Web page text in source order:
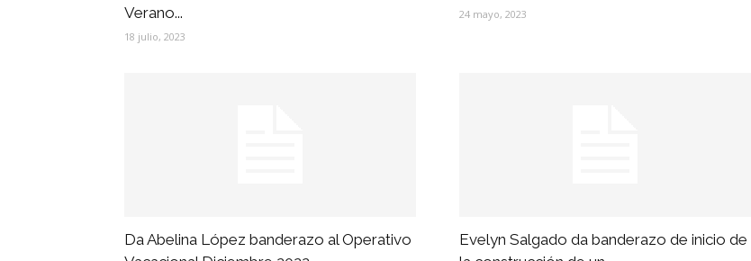
Verano...
18 julio, 2023
24 mayo, 2023
Da Abelina López banderazo al Operativo
Evelyn Salgado da banderazo de inicio de